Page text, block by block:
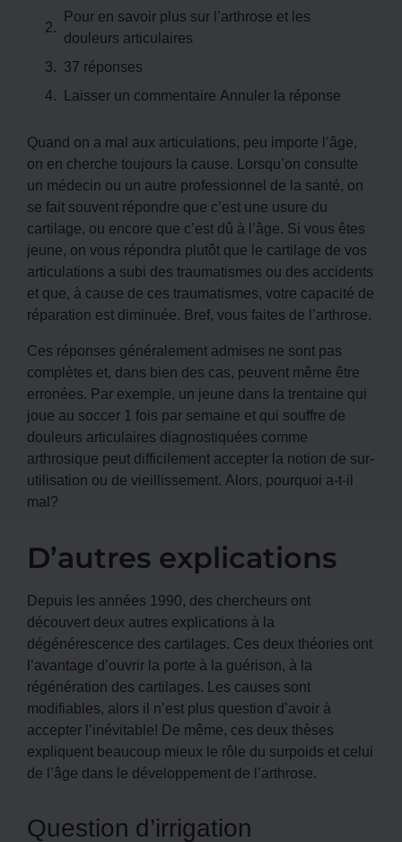
Pour en savoir plus sur l’arthrose et les
douleurs articulaires
37 réponses
Laisser un commentaire Annuler la réponse
Quand on a mal aux articulations, peu importe l’âge,
on en cherche toujours la cause. Lorsqu’on consulte
un médecin ou un autre professionnel de la santé, on
se fait souvent répondre que c’est une usure du
cartilage, ou encore que c’est dû à l’âge. Si vous êtes
jeune, on vous répondra plutôt que le cartilage de vos
articulations a subi des traumatismes ou des accidents
et que, à cause de ces traumatismes, votre capacité de
réparation est diminuée. Bref, vous faites de l’arthrose.
Ces réponses généralement admises ne sont pas
complètes et, dans bien des cas, peuvent même être
erronées. Par exemple, un jeune dans la trentaine qui
joue au soccer 1 fois par semaine et qui souffre de
douleurs articulaires diagnostiquées comme
arthrosique peut difficilement accepter la notion de sur-
utilisation ou de vieillissement. Alors, pourquoi a-t-il
mal?
D’autres explications
Depuis les années 1990, des chercheurs ont
découvert deux autres explications à la
dégénérescence des cartilages. Ces deux théories ont
l’avantage d’ouvrir la porte à la guérison, à la
régénération des cartilages. Les causes sont
modifiables, alors il n’est plus question d’avoir à
accepter l’inévitable! De même, ces deux thèses
expliquent beaucoup mieux le rôle du surpoids et celui
de l’âge dans le développement de l’arthrose.
Question d’irrigation